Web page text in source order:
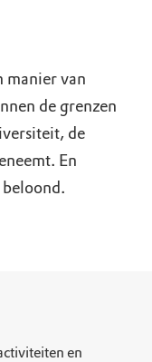
manier van
de grenzen
de
En
en